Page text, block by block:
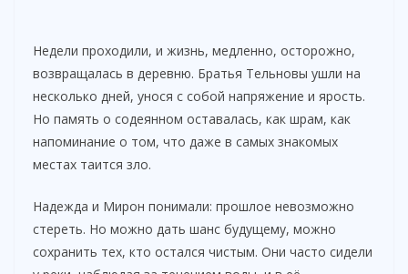
Недели проходили, и жизнь, медленно, осторожно,
возвращалась в деревню. Братья Тельновы ушли на
несколько дней, унося с собой напряжение и ярость.
Но память о содеянном оставалась, как шрам, как
напоминание о том, что даже в самых знакомых
местах таится зло.
Надежда и Мирон понимали: прошлое невозможно
стереть. Но можно дать шанс будущему, можно
сохранить тех, кто остался чистым. Они часто сидели